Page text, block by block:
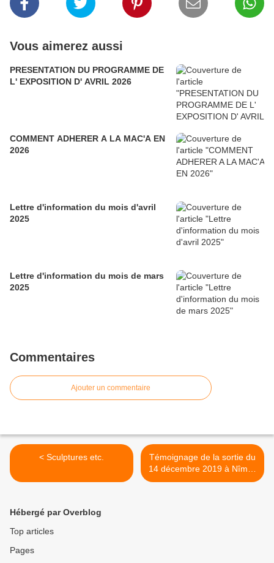
Vous aimerez aussi
PRESENTATION DU PROGRAMME DE
L' EXPOSITION D' AVRIL 2026
COMMENT ADHERER A LA MAC'A EN
2026
Lettre d'information du mois d'avril
2025
Lettre d'information du mois de mars
2025
Commentaires
Ajouter un commentaire
< Sculptures etc.
Témoignage de la sortie du
14 décembre 2019 à Nîmes
>
Hébergé par Overblog
Top articles
Pages